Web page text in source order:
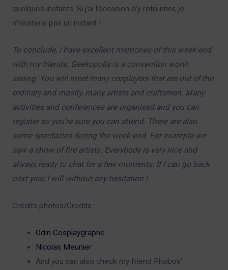
quelques instants. Si j’ai l’occasion d’y retourner, je
n’hésiterai pas un instant !
To conclude, I have excellent memories of this week-end
with my friends. Geekopolis is a convention worth
seeing. You will meet many cosplayers that are out of the
ordinary and mostly, many artists and craftsmen. Many
activities and conferences are organised and you can
register so you’re sure you can attend. There are also
some spectacles during the week-end. For example we
saw a show of fire artists. Everybody is very nice and
always ready to chat for a few moments. If I can go back
next year, I will without any hesitation !
Crédits photos/Credits :
Odin Cosplaygraphe
Nicolas Meunier
And you can also check my friend Phobos’